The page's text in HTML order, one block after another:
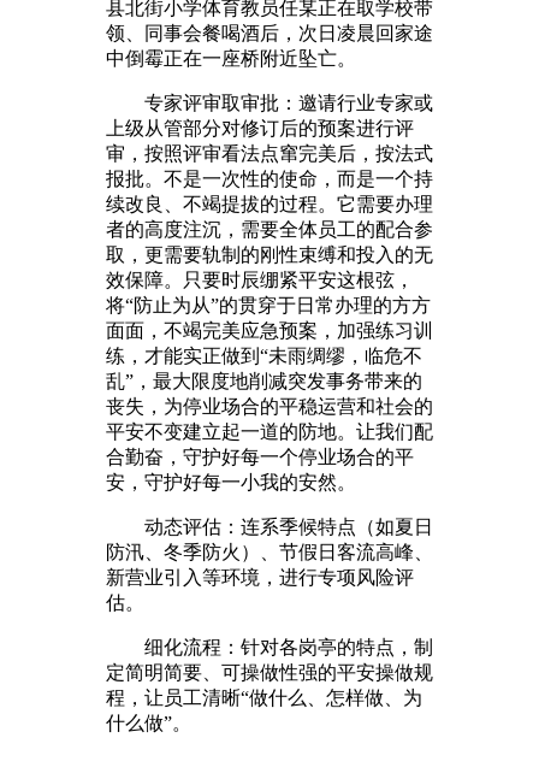
县北街小学体育教员任某正在取学校带
领、同事会餐喝酒后，次日凌晨回家途
中倒霉正在一座桥附近坠亡。
专家评审取审批：邀请行业专家或
上级从管部分对修订后的预案进行评
审，按照评审看法点窜完美后，按法式
报批。不是一次性的使命，而是一个持
续改良、不竭提拔的过程。它需要办理
者的高度注沉，需要全体员工的配合参
取，更需要轨制的刚性束缚和投入的无
效保障。只要时辰绷紧平安这根弦，
将“防止为从”的贯穿于日常办理的方方
面面，不竭完美应急预案，加强练习训
练，才能实正做到“未雨绸缪，临危不
乱”，最大限度地削减突发事务带来的
丧失，为停业场合的平稳运营和社会的
平安不变建立起一道的防地。让我们配
合勤奋，守护好每一个停业场合的平
安，守护好每一小我的安然。
动态评估：连系季候特点（如夏日
防汛、冬季防火）、节假日客流高峰、
新营业引入等环境，进行专项风险评
估。
细化流程：针对各岗亭的特点，制
定简明简要、可操做性强的平安操做规
程，让员工清晰“做什么、怎样做、为
什么做”。